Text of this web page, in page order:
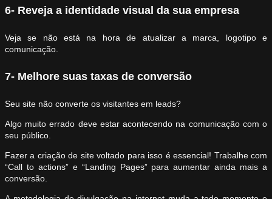
6- Reveja a identidade visual da sua empresa
Veja se não está na hora de atualizar a marca, logotipo e
comunicação.
7- Melhore suas taxas de conversão
Seu site não converte os visitantes em leads?
Algo muito errado deve estar acontecendo na comunicação com o
seu público.
Fazer a criação de site voltado para isso é essencial! Trabalhe com
“Call to actions” e “Landing Pages” para aumentar ainda mais a
conversão.